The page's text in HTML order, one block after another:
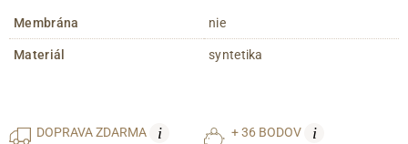
Membrána nie
Materiál syntetika
DOPRAVAZDARMA i + 36 BODOV i